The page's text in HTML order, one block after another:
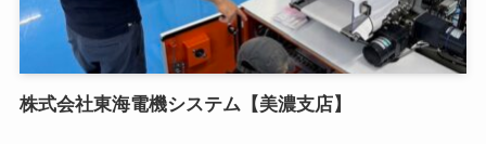
株式会社東海電機システム【美濃支店】